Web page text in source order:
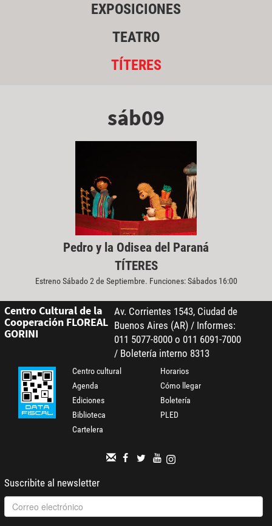
EXPOSICIONES
TEATRO
TÍTERES
sáb09
Pedro y la Odisea del Paraná
TÍTERES
Estreno Sábado 2 de Septiembre. Funciones: Sábados 16:00
Centro Cultural de la
Cooperación FLOREAL
GORINI
Av. Corrientes 1543, Ciudad de
Buenos Aires (AR) / Informes:
011 5077-8000 o 011 6091-7000
/ Boletería interno 8313
Centro cultural
Agenda
Ediciones
Biblioteca
Cartelera
Horarios
Cómo llegar
Boletería
PLED
Suscribite al newsletter